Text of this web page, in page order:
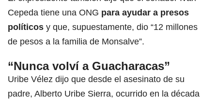
Cepeda tiene una ONG para ayudar a presos
políticos y que, supuestamente, dio “12 millones
de pesos a la familia de Monsalve”.
“Nunca volví a Guacharacas”
Uribe Vélez dijo que desde el asesinato de su
padre, Alberto Uribe Sierra, ocurrido en la década